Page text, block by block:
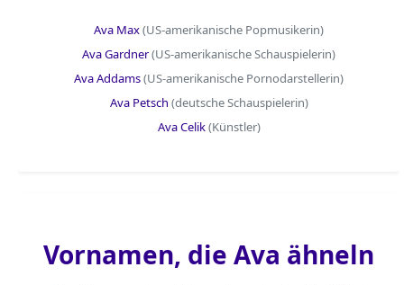
Ava Max(US-amerikanische Popmusikerin)
Ava Gardner(US-amerikanische Schauspielerin)
Ava Addams(US-amerikanische Pornodarstellerin)
Ava Petsch (deutsche Schauspielerin)
Ava Celik(Künstler)
Vornamen, die Ava ähneln